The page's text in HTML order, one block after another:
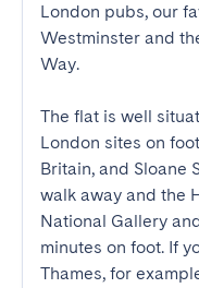
London pubs, our
Westminster and
Way.
The flat is well
London sites on
Britain, and Sloane
walk away and the
National Gallery
minutes on foot. If
Thames, for